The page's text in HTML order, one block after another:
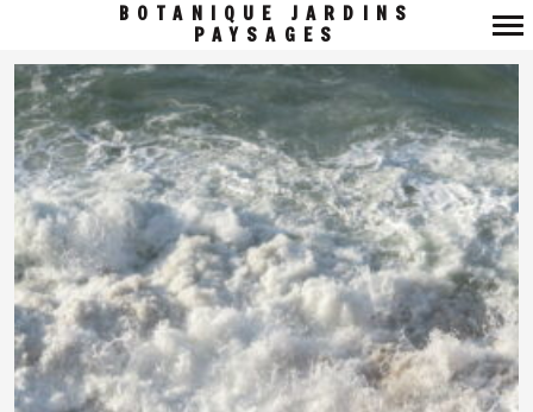
Navigation
principale
BOTANIQUE JARDINS
PAYSAGES